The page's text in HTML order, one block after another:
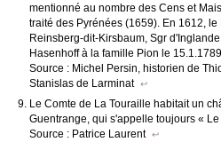
mentionné au nombre des Cens et
traité des Pyrénées (1659). En 1612,
Reinsberg-dit-Kirsbaum, Sgr
Hasenhoff à la famille Pion le 15.1.1789
Source : Michel Persin, historien de
Stanislas de Larminat ↩
Le Comte de La Touraille habitait un
Guentrange, qui s'appelle toujours « Le
Source : Patrice Laurent ↩